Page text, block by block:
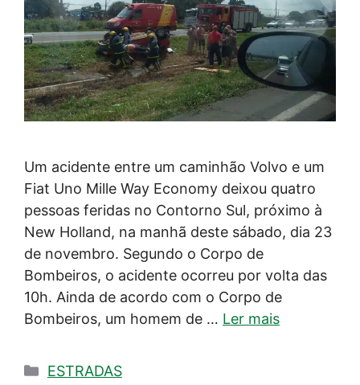
Um acidente entre um caminhão Volvo e um
Fiat Uno Mille Way Economy deixou quatro
pessoas feridas no Contorno Sul, próximo à
New Holland, na manhã deste sábado, dia 23
de novembro. Segundo o Corpo de
Bombeiros, o acidente ocorreu por volta das
10h. Ainda de acordo com o Corpo de
Bombeiros, um homem de … Ler mais
Categorias
ESTRADAS